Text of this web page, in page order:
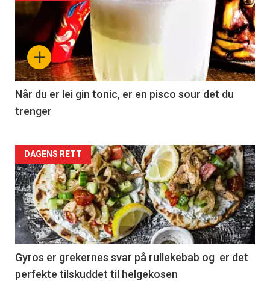
+
Når du er lei gin tonic, er en pisco sour det du
trenger
Forsiden
akkurat
nå
-
2
DAGENS RETT
Gyros er grekernes svar på rullekebab og er det
perfekte tilskuddet til helgekosen